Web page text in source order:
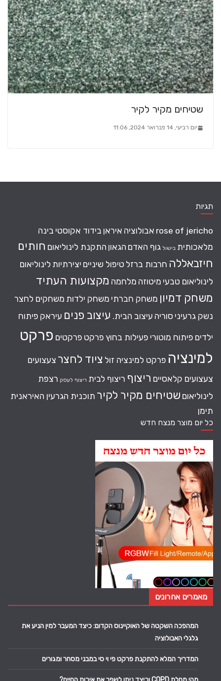
שטיחים מקיר לקיר
יום רביעי, 14 פברואר 2024, 11:06
תגיות
rose of jericho אבולוציה איראן בידוד אקוסטי בינה
מלאכותית בישול גוף האדם הגאון התקנת לינוליאום חותים
חיזבאללה חרבות ברזל טיפול שיניים יצירתיות לינוליאום
לינוליאום טבעי מיטוזה מלחמה מקצועות העתיד
משחק דמיון משחק חברתי משחק ילדות משחקים לחצר
נשק גרעיני סוריה עיצוב הבית. עיצוב פנים עיראק פיתוח
ילדים פיתוח מוטורי פעילות בחוץ פרקט פרקטים פרקט
למינציה פרקט למינציה זול ציוד לחצר צעצועים
צעצועים קלאסיים ריצוף ריצוף לבית ריצוף לעסק רצפת
לינוליאום שטיחים מקיר לקיר תוכנית הגרעין האיראנית
תימן
כל יום מוצר מנצח חדש
מאמרים אחרונים
המהפכה השקטה של האוקיינוס הקדום: כיצד המעבר למין הניע את
גלגלי האבולוציה
המדריך המלא להתקנת פרקט פי וי סי במבני מסחר ומגורים